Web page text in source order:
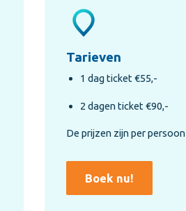
Tarieven
1 dag ticket €55,-
2 dagen ticket €90,-
De prijzen zijn per persoon
Boek nu!